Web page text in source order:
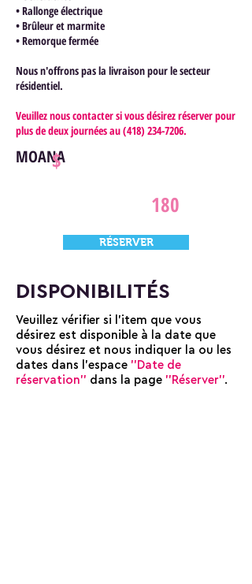
• Rallonge électrique
• Brûleur et marmite
• Remorque fermée
Nous n'offrons pas la livraison pour le secteur
résidentiel.
Veuillez nous contacter si vous désirez réserver pour
plus de deux journées au(418) 234-7206.
MOANA
$
180
RÉSERVER
DISPONIBILITÉS
Veuillez vérifier si l'item que vous
désirez est disponible à la date que
vous désirez et nous indiquer la ou les
dates dans l'espace ''Date de
réservation'' dans la page ''Réserver''.